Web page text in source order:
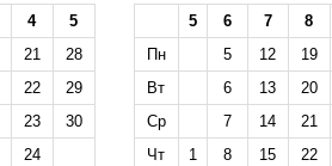
4
5
21
28
22
29
23
30
24
5 6 7
8
Пн
5 12
19
Вт
6 13
20
Ср
7 14
21
Чт
1 8 15
22